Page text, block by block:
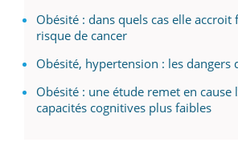
Obésité : dans quels cas elle
risque de cancer
Obésité, hypertension : les dangers
Obésité : une étude remet en cause
capacités cognitives plus faibles